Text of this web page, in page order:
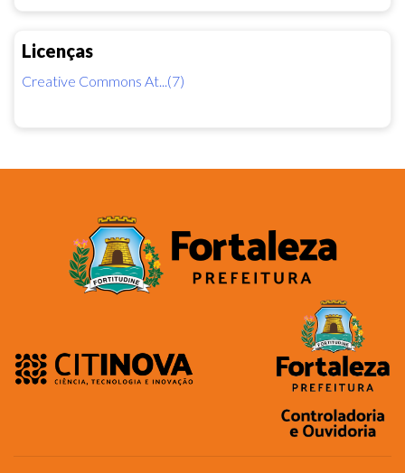
Licenças
Creative Commons At...(7)